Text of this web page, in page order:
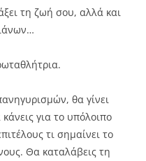
τη ζωή σου, αλλά και
θα γίνει
για το υπόλοιπο
τι σημαίνει το
Θα καταλάβεις τη